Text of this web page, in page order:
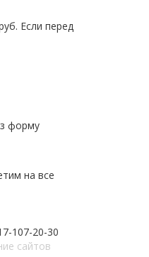
Если перед
форму
на все
107-20-30
сайтов